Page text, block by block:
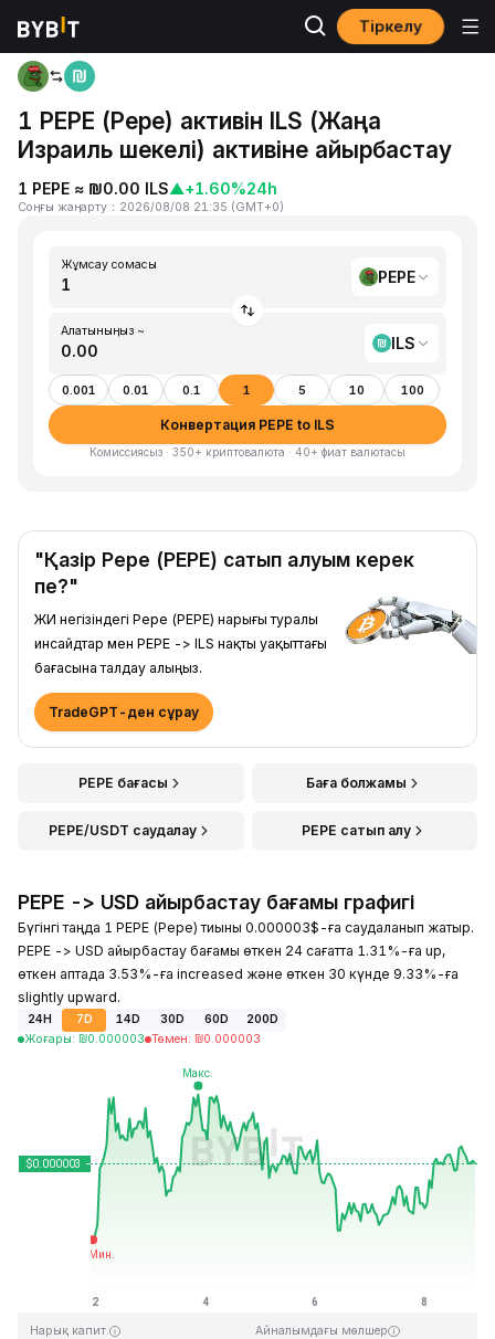
Тіркелу
Басты бет
1 PEPE (Pepe) активін ILS (Жаңа
Израиль шекелі) активіне айырбастау
1 PEPE ≈ ₪0.00 ILS▲+1.60%24h
Соңғы жаңарту ： 2026/08/08 21:35 (GMT+0)
Жұмсау сомасы
PEPE
Алатыныңыз ~
ILS
0.001 0.01 0.1 1 5 10 100
Конвертация PEPE to ILS
Комиссиясыз · 350+ криптовалюта · 40+ фиат валютасы
"Қазір Pepe (PEPE) сатып алуым керек
пе?"
ЖИ негізіндегі Pepe (PEPE) нарығы туралы
инсайдтар мен PEPE -> ILS нақты уақыттағы
бағасына талдау алыңыз.
TradeGPT-ден сұрау
PEPE бағасы Баға болжамы
PEPE/USDT саудалау PEPE сатып алу
PEPE -> USD айырбастау бағамы графигі
Бүгінгі таңда 1 PEPE (Pepe) тиыны 0.000003$-ға саудаланып жатыр.
PEPE -> USD айырбастау бағамы өткен 24 сағатта 1.31%-ға up,
өткен аптада 3.53%-ға increased және өткен 30 күнде 9.33%-ға
slightly upward.
24H 7D 14D 30D 60D
200D
Жоғары: ₪0.000003 Төмен: ₪0.000003
Соңғы жаңарту: 2026-08-08, 21:35 GMT+0
₪0.000028 ₪0.000000
Нарық капит. Айналымдағы мөлшер